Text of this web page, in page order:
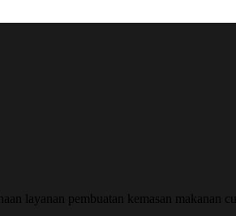
layanan pembuatan kemasan makanan